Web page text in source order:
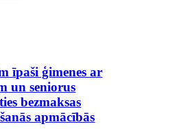
īpaši ģimenes ar
un seniorus
bezmaksas
apmācībās